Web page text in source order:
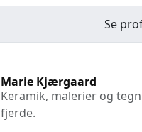
Se
Marie Kjærgaard
Keramik, malerier og
fjerde.